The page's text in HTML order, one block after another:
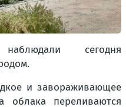
сегодня
и завораживающее
облака переливаются